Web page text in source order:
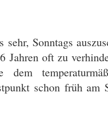
sehr, Sonntags
Jahren oft zu
schon früh am